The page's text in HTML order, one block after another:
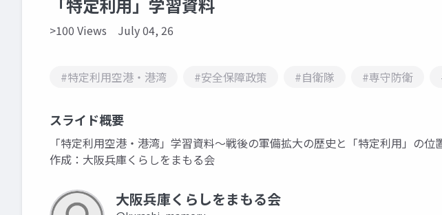
「特定利用」学習資料
>100 Views July 04, 26
#特定利用空港・港湾 #安全保障政策 #自衛隊 #専守防衛
スライド概要
「特定利用空港・港湾」学習資料～戦後の軍備拡大の歴史と「特定利用」の位
作成：大阪兵庫くらしをまもる会
大阪兵庫くらしをまもる会